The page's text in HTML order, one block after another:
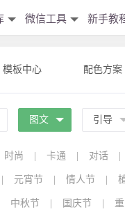
微信工具 新手教
模板中心 配色方案
图文 引导
时尚 卡通 对话
元宵节 情人节
中秋节 国庆节